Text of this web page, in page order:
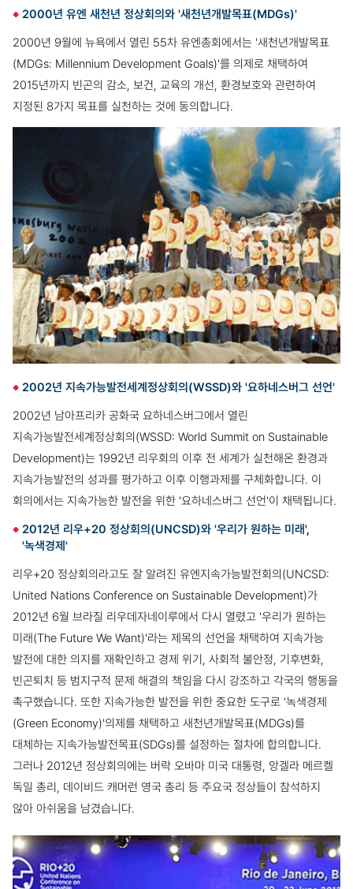
2000년 유엔 새천년 정상회의와 '새천년개발목표(MDGs)'
2000년 9월에 뉴욕에서 열린 55차 유엔총회에서는 '새천년개발목표
(MDGs: Millennium Development Goals)'를 의제로 채택하여
2015년까지 빈곤의 감소, 보건, 교육의 개선, 환경보호와 관련하여
지정된 8가지 목표를 실천하는 것에 동의합니다.
2002년 지속가능발전세계정상회의(WSSD)와 '요하네스버그 선언'
2002년 남아프리카 공화국 요하네스버그에서 열린
지속가능발전세계정상회의(WSSD: World Summit on Sustainable
Development)는 1992년 리우회의 이후 전 세계가 실천해온 환경과
지속가능발전의 성과를 평가하고 이후 이행과제를 구체화합니다. 이
회의에서는 지속가능한 발전을 위한 '요하네스버그 선언'이 채택됩니다.
2012년 리우+20 정상회의(UNCSD)와 '우리가 원하는 미래',
'녹색경제'
리우+20 정상회의라고도 잘 알려진 유엔지속가능발전회의(UNCSD:
United Nations Conference on Sustainable Development)가
2012년 6월 브라질 리우데자네이루에서 다시 열렸고 '우리가 원하는
미래(The Future We Want)'라는 제목의 선언을 채택하여 지속가능
발전에 대한 의지를 재확인하고 경제 위기, 사회적 불안정, 기후변화,
빈곤퇴치 등 범지구적 문제 해결의 책임을 다시 강조하고 각국의 행동을
촉구했습니다. 또한 지속가능한 발전을 위한 중요한 도구로 '녹색경제
(Green Economy)'의제를 채택하고 새천년개발목표(MDGs)를
대체하는 지속가능발전목표(SDGs)를 설정하는 절차에 합의합니다.
그러나 2012년 정상회의에는 버락 오바마 미국 대통령, 앙겔라 메르켈
독일 총리, 데이비드 캐머런 영국 총리 등 주요국 정상들이 참석하지
않아 아쉬움을 남겼습니다.